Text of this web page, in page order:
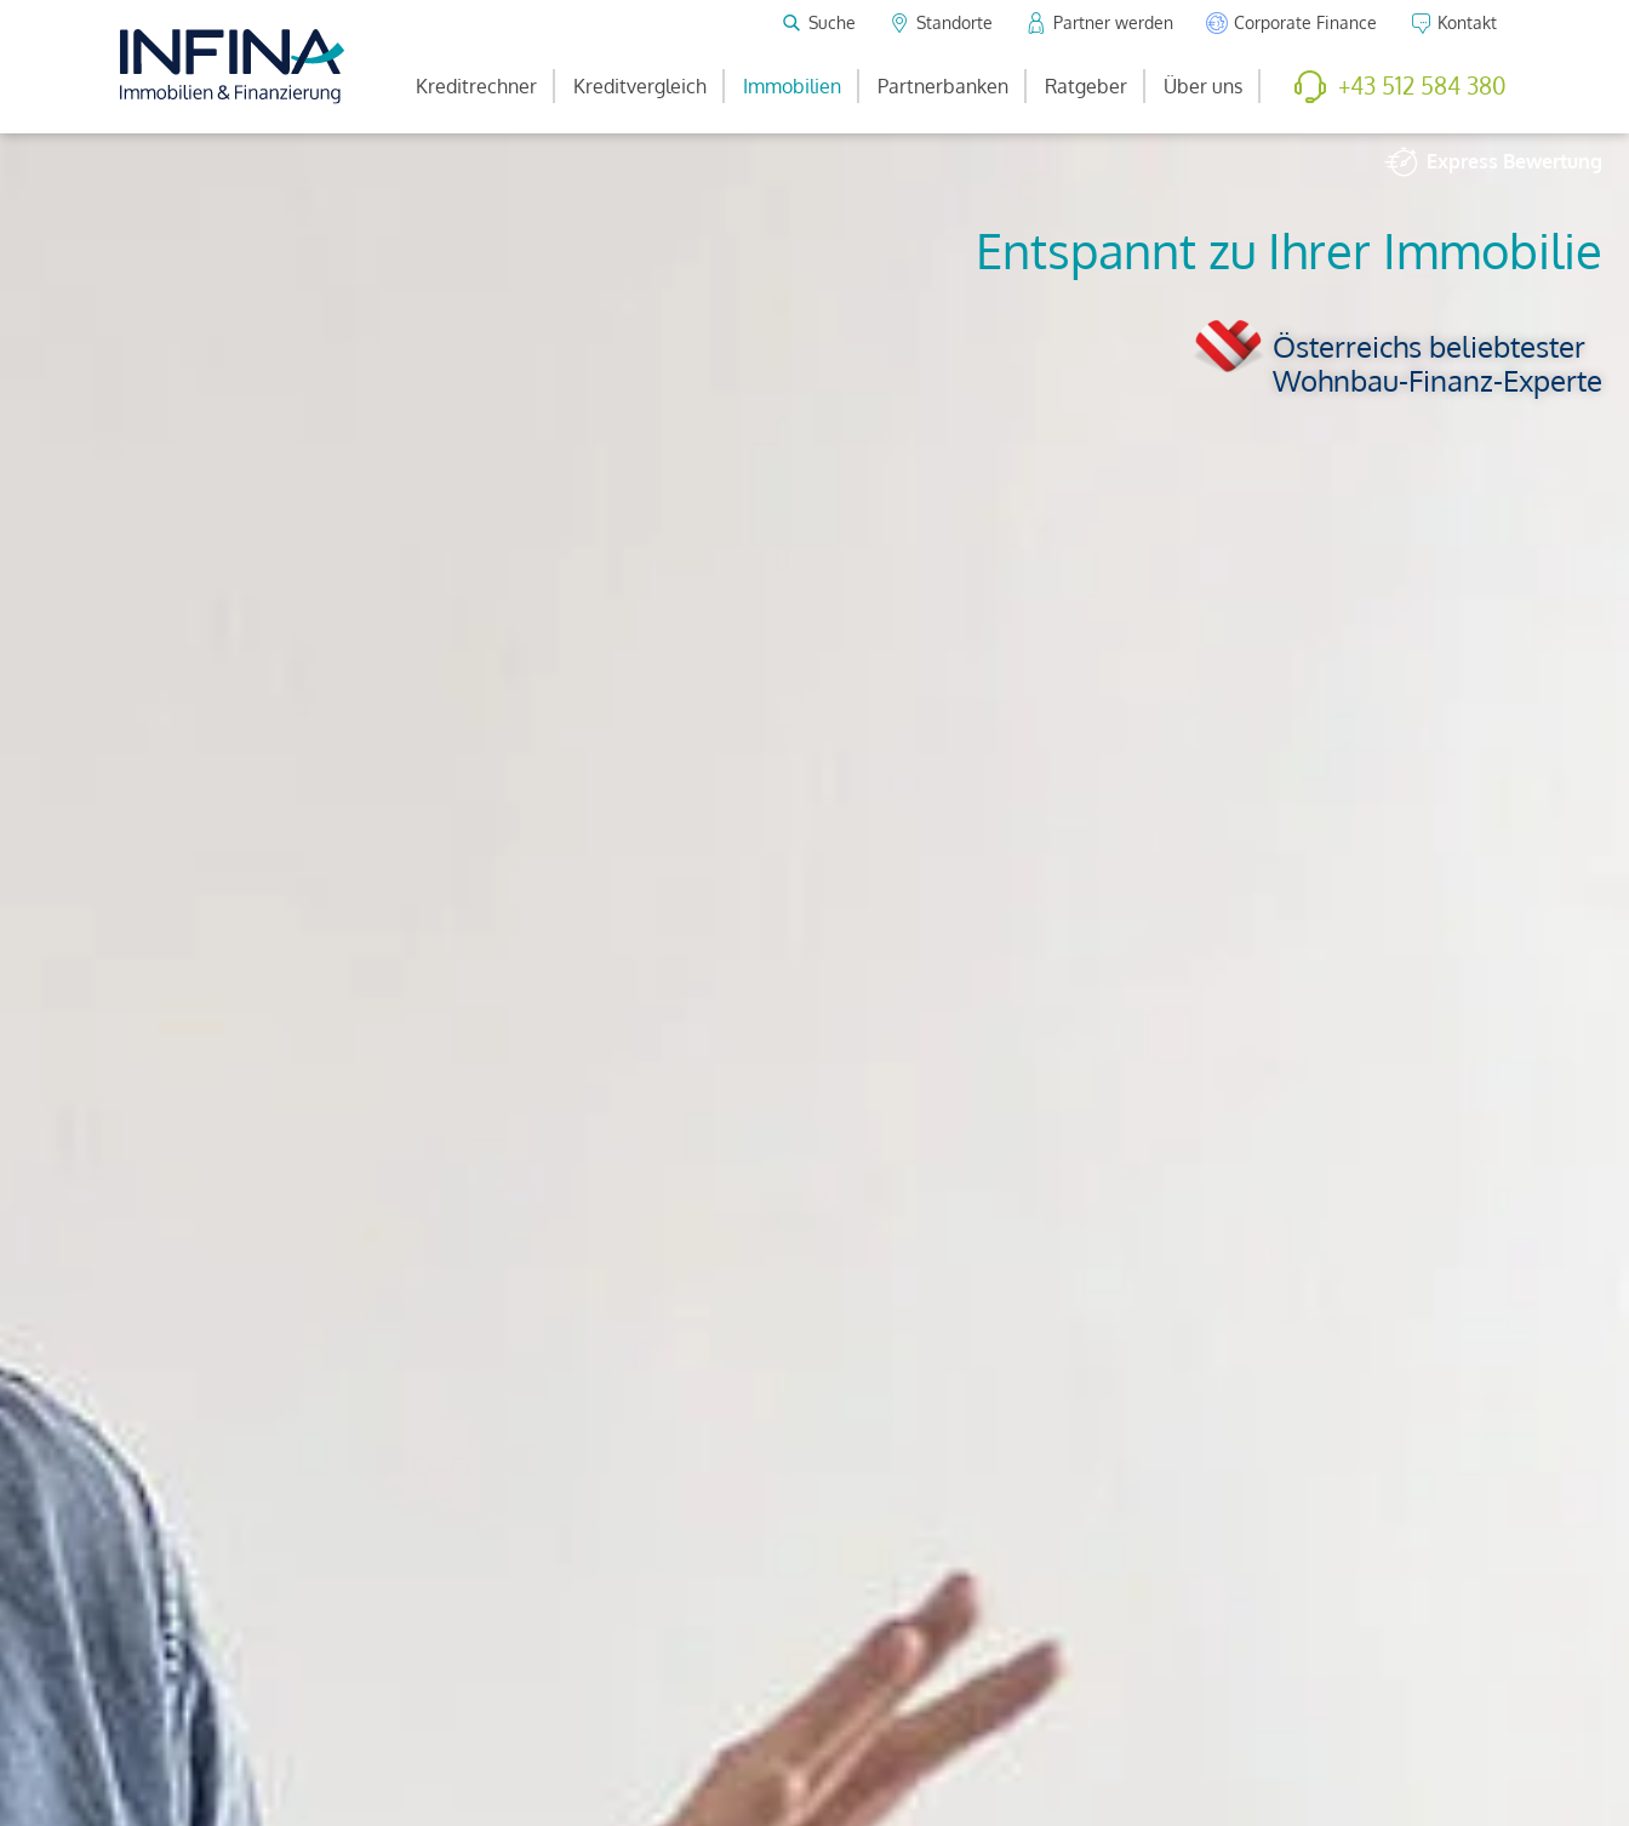
Suche Standorte Partner werden Corporate Finance Kontakt
Kreditrechner Kreditvergleich Immobilien Partnerbanken Ratgeber Über uns +43 512 584 380
Express
So viel ist Ihre
Österreichs beliebtester